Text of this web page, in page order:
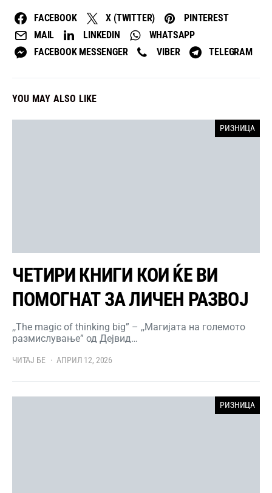
FACEBOOK X (TWITTER)
PINTEREST
MAIL
LINKEDIN
WHATSAPP
FACEBOOK MESSENGER
VIBER TELEGRAM
YOU MAY ALSO LIKE
РИЗНИЦА
ЧЕТИРИ КНИГИ КОИ ЌЕ ВИ
ПОМОГНАТ ЗА ЛИЧЕН РАЗВОЈ
,,The magic of thinking big” – ,,Магијата на големото
размислување” од Дejвид…
ЧИТАЈ БЕ АПРИЛ 12, 2026
РИЗНИЦА